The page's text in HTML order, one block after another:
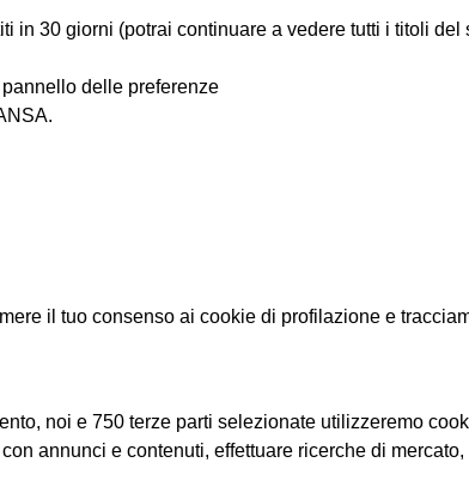
in 30 giorni (potrai continuare a vedere tutti i titoli
delle preferenze
il tuo consenso ai cookie di profilazione e
noi e 750 terze parti selezionate utilizzeremo
annunci e contenuti, effettuare ricerche di